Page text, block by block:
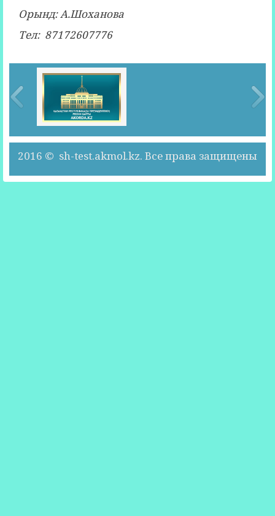
Орынд: А.Шоханова
Тел: 87172607776
2016 © sh-test.akmol.kz. Все права защищены